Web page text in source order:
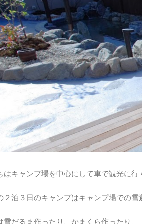
はキャンプ場を中心にして車で観光に行
２泊３日のキャンプはキャンプ場での雪
雪だるま作ったり、かまくら作ったり、